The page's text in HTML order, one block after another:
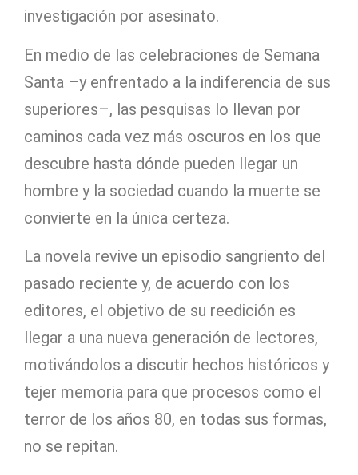
investigación por asesinato.
En medio de las celebraciones de Semana
Santa –y enfrentado a la indiferencia de sus
superiores–, las pesquisas lo llevan por
caminos cada vez más oscuros en los que
descubre hasta dónde pueden llegar un
hombre y la sociedad cuando la muerte se
convierte en la única certeza.
La novela revive un episodio sangriento del
pasado reciente y, de acuerdo con los
editores, el objetivo de su reedición es
llegar a una nueva generación de lectores,
motivándolos a discutir hechos históricos y
tejer memoria para que procesos como el
terror de los años 80, en todas sus formas,
no se repitan.